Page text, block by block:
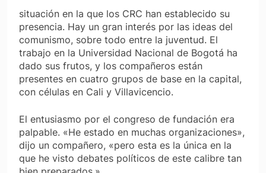
situación en la que los CRC han establecido su
presencia. Hay un gran interés por las ideas del
comunismo, sobre todo entre la juventud. El
trabajo en la Universidad Nacional de Bogotá ha
dado sus frutos, y los compañeros están
presentes en cuatro grupos de base en la capital,
con células en Cali y Villavicencio.
El entusiasmo por el congreso de fundación era
palpable. «He estado en muchas organizaciones»,
dijo un compañero, «pero esta es la única en la
que he visto debates políticos de este calibre tan